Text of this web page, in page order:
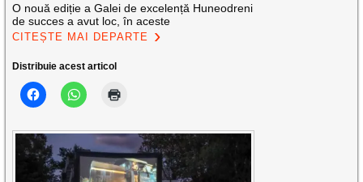
O nouă ediție a Galei de excelență Huneodreni
de succes a avut loc, în aceste
CITEȘTE MAI DEPARTE
Distribuie acest articol